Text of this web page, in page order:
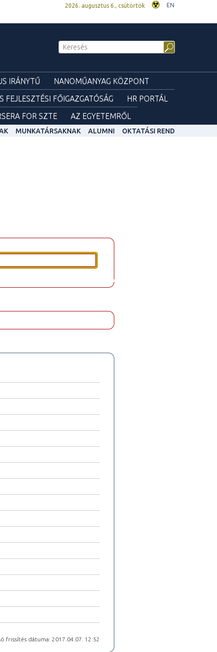
2026. augusztus 6., csütörtök EN
IRÁNYTŰ
NANOMŰANYAG KÖZPONT
FEJLESZTÉSI FŐIGAZGATÓSÁG
HR PORTÁL
FOR SZTE AZ EGYETEMRŐL
MUNKATÁRSAKNAK ALUMNI OKTATÁSI REND
frissítés dátuma: 2017.04.07. 12:52